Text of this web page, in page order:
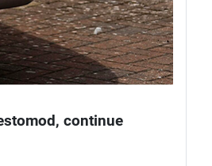
continue